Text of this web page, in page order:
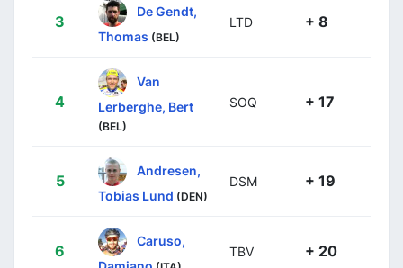
3
De Gendt,
Thomas (BEL)
LTD + 8
4
Van
Lerberghe, Bert
(BEL)
SOQ + 17
5
Andresen,
Tobias Lund (DEN)
DSM + 19
6
Caruso,
TBV + 20